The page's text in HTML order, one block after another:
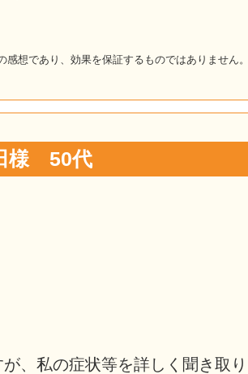
感想であり、効果を保証するものではありません。
様 50代
、私の症状等を詳しく聞き取り